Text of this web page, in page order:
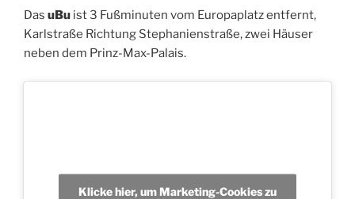
Das uBu ist 3 Fußminuten vom Europaplatz entfernt,
Karlstraße Richtung Stephanienstraße, zwei Häuser
neben dem Prinz-Max-Palais.
Klicke hier, um Marketing-Cookies zu